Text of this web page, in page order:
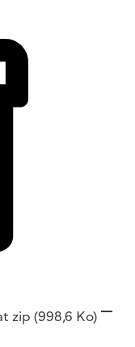
zip (998,6 Ko)